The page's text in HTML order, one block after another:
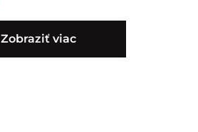
Zobraziť viac